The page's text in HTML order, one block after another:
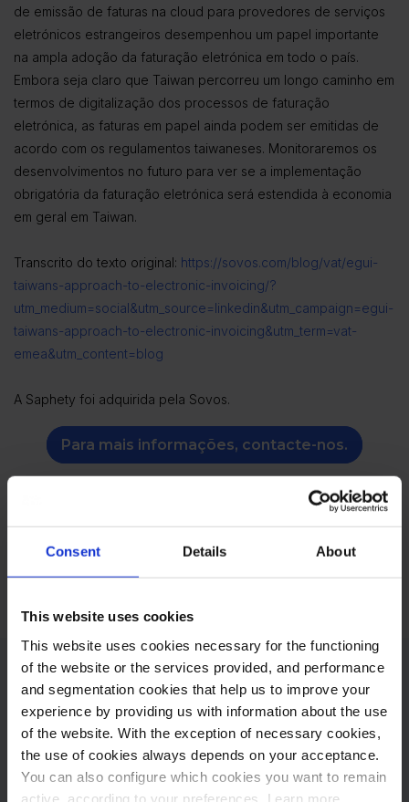
Consent Details About
This website uses cookies
This website uses cookies necessary for the functioning
of the website or the services provided, and performance
and segmentation cookies that help us to improve your
experience by providing us with information about the use
of the website. With the exception of necessary cookies,
the use of cookies always depends on your acceptance.
You can also configure which cookies you want to remain
active, according to your preferences. Learn more
de emissão de faturas na cloud para provedores de serviços
eletrónicos estrangeiros desempenhou um papel importante
na ampla adoção da faturação eletrónica em todo o país.
Embora seja claro que Taiwan percorreu um longo caminho em
termos de digitalização dos processos de faturação
eletrónica, as faturas em papel ainda podem ser emitidas de
acordo com os regulamentos taiwaneses. Monitoraremos os
desenvolvimentos no futuro para ver se a implementação
obrigatória da faturação eletrónica será estendida à economia
em geral em Taiwan.
Transcrito do texto original: https://sovos.com/blog/vat/egui-
taiwans-approach-to-electronic-invoicing/?
utm_medium=social&utm_source=linkedin&utm_campaign=egui-
taiwans-approach-to-electronic-invoicing&utm_term=vat-
emea&utm_content=blog
A Saphety foi adquirida pela Sovos.
Para mais informações, contacte-nos.
Próximo
Outros posts
Subscrever Newsletter